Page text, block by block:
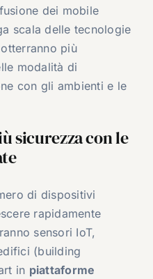
dei mobile
scala delle tecnologie
più
modalità di
con gli ambienti e le
sicurezza con le
di dispositivi
rapidamente
sensori IoT,
(building
in piattaforme